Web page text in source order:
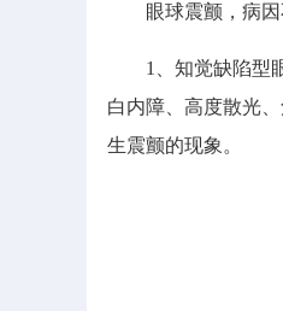
眼球震颤，病因不
1、知觉缺陷型眼
白内障、高度散光
生震颤的现象。